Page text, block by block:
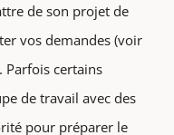
de son projet de
vos demandes (voir
Parfois certains
de travail avec des
pour préparer le